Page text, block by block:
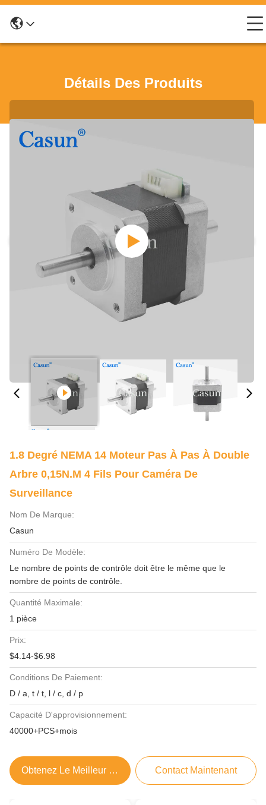
Détails Des Produits
1.8 Degré NEMA 14 Moteur Pas À Pas À Double
Arbre 0,15N.m 4 Fils Pour Caméra De
Surveillance
Nom De Marque:
Casun
Numéro De Modèle:
Le nombre de points de contrôle doit être le même que le
nombre de points de contrôle.
Quantité Maximale:
1 pièce
Prix:
$4.14-$6.98
Conditions De Paiement:
D / a, t / t, l / c, d / p
Capacité D'approvisionnement:
40000+PCS+mois
Obtenez Le Meilleur Prix Contact Maintenant